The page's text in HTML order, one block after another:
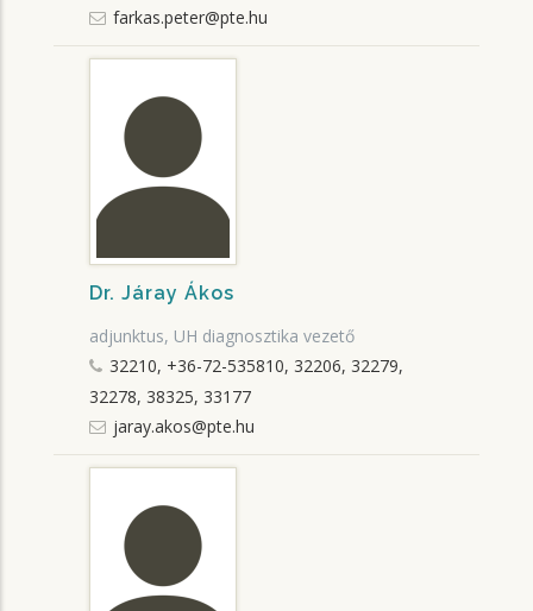
farkas.peter@pte.hu
Dr. Járay Ákos
adjunktus, UH diagnosztika vezető
32210, +36-72-535810, 32206, 32279,
32278, 38325, 33177
jaray.akos@pte.hu